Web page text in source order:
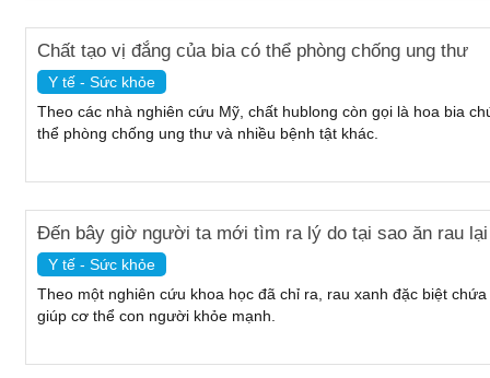
Chất tạo vị đắng của bia có thể phòng chống ung thư
Y tế - Sức khỏe
Theo các nhà nghiên cứu Mỹ, chất hublong còn gọi là hoa bia
thể phòng chống ung thư và nhiều bệnh tật khác.
Đến bây giờ người ta mới tìm ra lý do tại sao ăn rau
Y tế - Sức khỏe
Theo một nghiên cứu khoa học đã chỉ ra, rau xanh đặc biệt
giúp cơ thể con người khỏe mạnh.